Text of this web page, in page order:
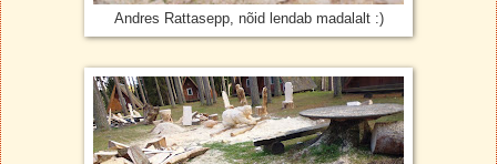
Andres Rattasepp, nõid lendab madalalt :)